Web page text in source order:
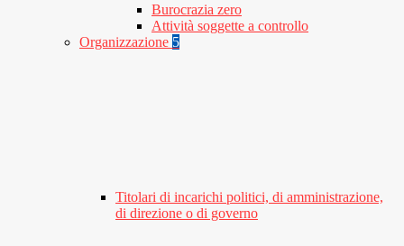
Burocrazia zero
Attività soggette a controllo
Organizzazione 5
Titolari di incarichi politici, di amministrazione,
di direzione o di governo